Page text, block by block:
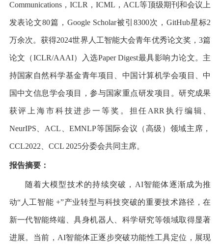
Communications， ICLR ，ICML ， ACL等顶级期刊和会议上
发表论文80篇，Google Scholar被引 8300次， GitHub星标2
万余次。获得2024世界人工智能大会青年优秀论文奖，3篇
论文（ICLR/AAAI）入选Paper Digest最具影响力论文。主
持国家自然科学基金青年项目、中国计算机学会项目、中
国中文信息学会项目，参与国家重点研发项目。研究成果
获评上海市科技进步一等奖。担任 ARR 执行编辑、
NeurIPS ACL 、EMNLP等国际会议（高级）领域主席，
CCL2022 CCL 2025分委会共同主席。
报告摘要：
随着大模型技术的持续突破， AI智能体逐渐成为推
动“ 人工智能+”产业转型与科技突破的重要技术路径，在
新一代智能终端、具身机器人、科学研究等领域取得显著
进展。当前， AI智能体正逐步突破功能性工具定位，展现